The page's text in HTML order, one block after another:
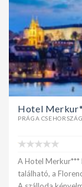
Hotel
PRÁGA CSEHORSZÁG
A Hotel
található, a